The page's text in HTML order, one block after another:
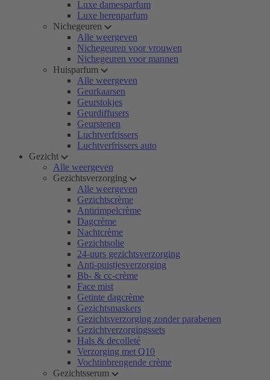
Luxe damesparfum
Luxe herenparfum
Nichegeuren
Alle weergeven
Nichegeuren voor vrouwen
Nichegeuren voor mannen
Huisparfum
Alle weergeven
Geurkaarsen
Geurstokjes
Geurdiffusers
Geurstenen
Luchtverfrissers
Luchtverfrissers auto
Gezicht
Alle weergeven
Gezichtsverzorging
Alle weergeven
Gezichtscrème
Antirimpelcrème
Dagcrème
Nachtcrème
Gezichtsolie
24-uurs gezichtsverzorging
Anti-puistjesverzorging
Bb- & cc-crème
Face mist
Getinte dagcrème
Gezichtsmaskers
Gezichtsverzorging zonder parabenen
Gezichtverzorgingssets
Hals & decolleté
Verzorging met Q10
Vochtinbrengende crème
Gezichtsserum